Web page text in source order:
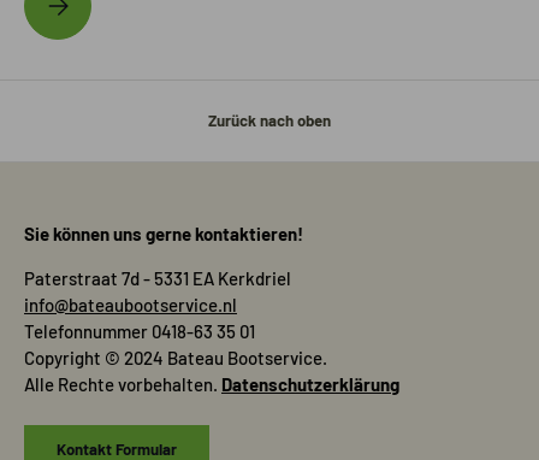
Zurück nach oben
Sie können uns gerne kontaktieren!
Paterstraat 7d - 5331 EA Kerkdriel
info@bateaubootservice.nl
Telefonnummer 0418-63 35 01
Copyright © 2024 Bateau Bootservice.
Alle Rechte vorbehalten. Datenschutzerklärung
Kontakt Formular